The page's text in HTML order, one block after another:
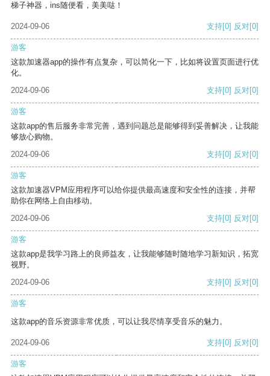
梯子神器，ins随便看，美美哒！
2024-09-06 支持[0] 反对[0]
游客
这款加速器app的操作有点复杂，可以简化一下，比如将设置页面进行优
化。
2024-09-06
支持[0] 反对[0]
游客
这款app的售后服务非常完善，遇到问题总是能够得到妥善解决，让我能
够放心购物。
2024-09-06
支持[0] 反对[0]
游客
这款加速器VPM应用程序可以给你提供最高速度和安全性的连接，并帮
助你在网络上自由移动。
2024-09-06
支持[0] 反对[0]
游客
这款app是我学习路上的良师益友，让我能够随时随地学习新知识，拓宽
视野。
2024-09-06
支持[0] 反对[0]
游客
这款app的音乐资源非常优质，可以让我尽情享受音乐的魅力。
2024-09-06 支持[0] 反对[0]
游客